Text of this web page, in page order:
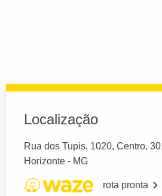
Localização
Rua dos Tupis, 1020, Centro,
Horizonte - MG
rota pronta